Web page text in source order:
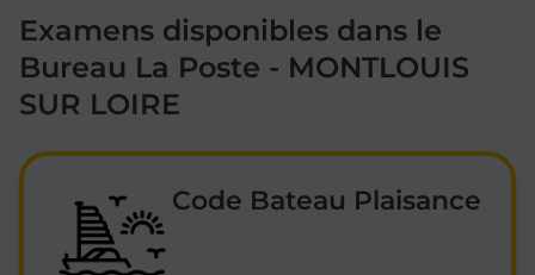
Examens disponibles dans le
Bureau La Poste - MONTLOUIS
SUR LOIRE
Code Bateau Plaisance